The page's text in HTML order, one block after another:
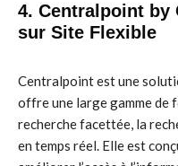
4. Centralpoint by
sur Site Flexible
Centralpoint est une
offre une large gamme de
recherche facettée, la
en temps réel. Elle est